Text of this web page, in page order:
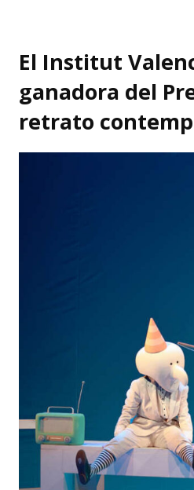
El Institut
ganadora del
retrato